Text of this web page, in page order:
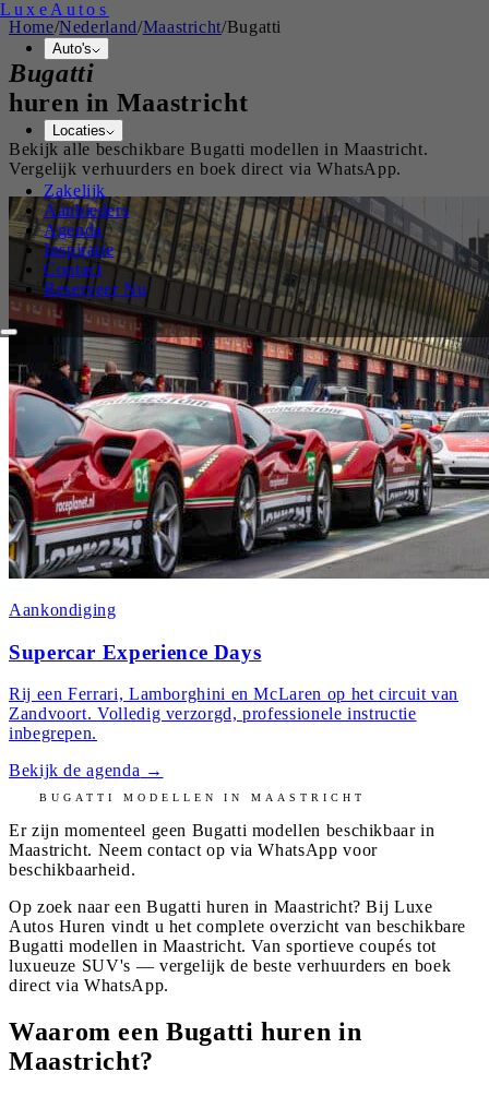
Luxe Autos
Auto's
Locaties
Zakelijk
Aanbieders
Agenda
Inspiratie
Contact
Reserveer Nu
Home/Nederland/Maastricht/Bugatti
Bugatti
huren in Maastricht
Bekijk alle beschikbareBugatti modellen inMaastricht.
Vergelijk verhuurders en boek direct via WhatsApp.
Aankondiging
Supercar Experience Days
Rij een Ferrari, Lamborghini en McLaren op het circuit van
Zandvoort. Volledig verzorgd, professionele instructie
inbegrepen.
Bekijk de agenda →
BUGATTI MODELLEN INMAASTRICHT
Er zijn momenteel geen Bugatti modellen beschikbaar in
Maastricht. Neem contact op via WhatsApp voor
beschikbaarheid.
Op zoek naar een Bugatti huren in Maastricht? Bij Luxe
Autos Huren vindt u het complete overzicht van beschikbare
Bugatti modellen in Maastricht. Van sportieve coupés tot
luxueuze SUV's — vergelijk de beste verhuurders en boek
direct via WhatsApp.
Waarom een Bugatti huren in
Maastricht?